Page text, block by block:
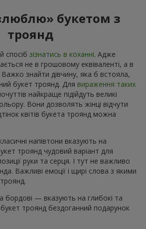
букетом з
троянд
спосіб зізнатись в коханні. Адже
не в грошовому еквіваленті, а в
Важко знайти дівчину, яка б встояла,
букет троянд. Для вираження таких
найкраще підійдуть великі
Вони дозволять жінці відчути
квітів букета троянд можна
напівтони вказують на
троянд чудовий варіант для
руки та серця. І тут не важливо
Важливі емоції і щирі слова з якими
бордові — вказують на глибокі та
букет троянд бездоганний подарунок